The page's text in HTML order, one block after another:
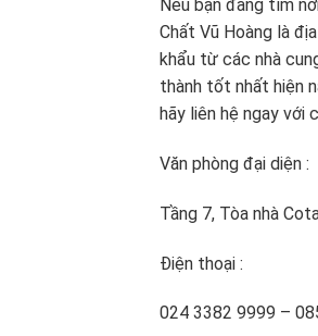
Nếu bạn đang tìm
Chất Vũ Hoàng là
khẩu từ các nhà
thành tốt nhất hiện
hãy liên hệ ngay với
Văn phòng đại diện :
Tầng 7, Tòa nhà
Điện thoại :
024 3382 9999 –